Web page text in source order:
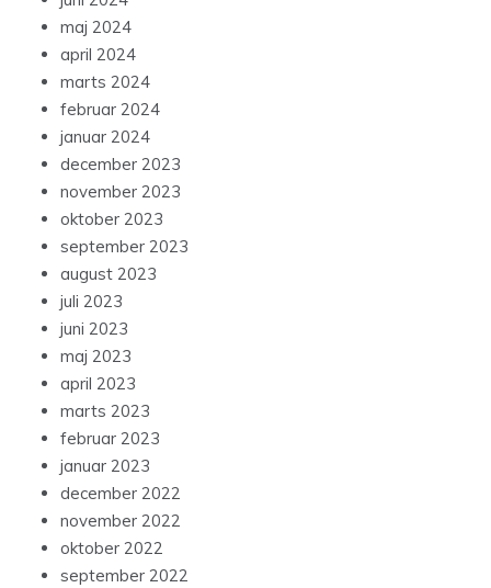
maj 2024
april 2024
marts 2024
februar 2024
januar 2024
december 2023
november 2023
oktober 2023
september 2023
august 2023
juli 2023
juni 2023
maj 2023
april 2023
marts 2023
februar 2023
januar 2023
december 2022
november 2022
oktober 2022
september 2022